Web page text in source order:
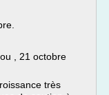
, 21 octobre
très